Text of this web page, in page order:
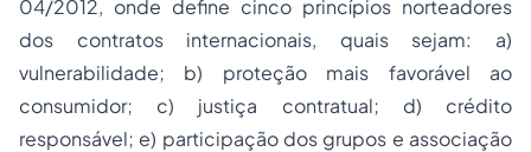
04/2012, onde define cinco princípios norteadores
dos contratos internacionais, quais sejam: a)
vulnerabilidade; b) proteção mais favorável ao
consumidor; c) justiça contratual; d) crédito
responsável; e) participação dos grupos e associação